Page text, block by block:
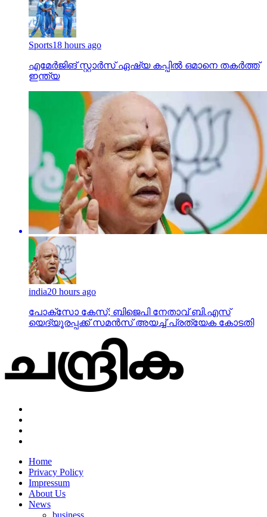
Sports18 hours ago
എമേര്‍ജിങ് സ്റ്റാര്‍സ് ഏഷ്യ കപ്പില്‍ ഒമാനെ തകര്‍ത്ത്
india20 hours ago
പോക്‌സോ കേസ്; ബിജെപി നേതാവ് ബി.എസ്
Impressum
About Us
News
business